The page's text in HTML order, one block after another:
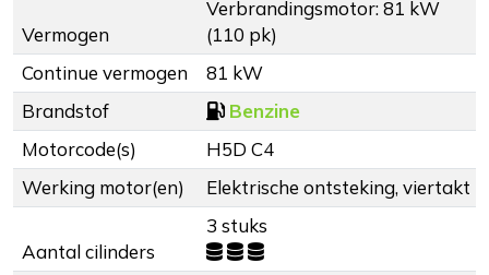
Vermogen
Verbrandingsmotor: 81 kW
(110 pk)
Continue vermogen
81 kW
Brandstof
Benzine
Motorcode(s)
H5D C4
Werking motor(en)
Elektrische ontsteking, viertakt
Aantal cilinders
3 stuks